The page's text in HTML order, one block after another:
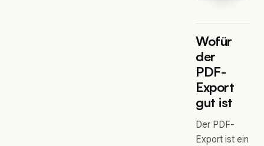
Wofür
der
PDF-
Export
gut ist
Der PDF-
Export ist ein